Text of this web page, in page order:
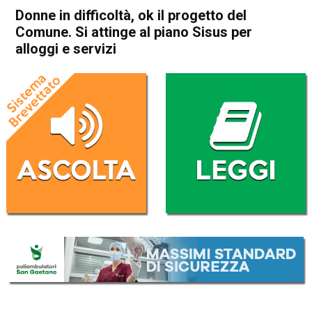
Donne in difficoltà, ok il progetto del
Comune. Si attinge al piano Sisus per
alloggi e servizi
Home Thiene
In Evidenza L'Eco dei Comuni Publiredazionale
Donne in difficoltà, ok il
progetto del Comune. Si
attinge al piano Sisus per
alloggi e servizi
Da Redazione
13 Agosto 2024 (aggiornato il13 Agosto 2024 17:34)